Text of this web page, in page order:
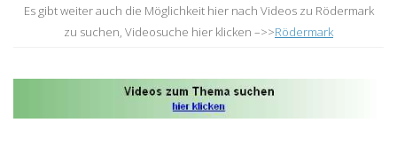
Es gibt weiter auch die Möglichkeit hier nach Videos zu Rödermark
zu suchen, Videosuche hier klicken –>>Rödermark